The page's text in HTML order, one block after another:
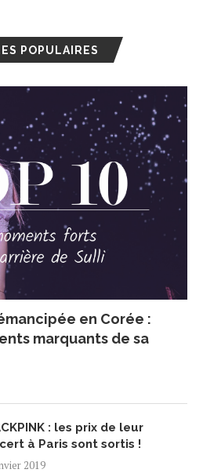
POPULAIRES
en Corée :
marquants de sa
: les prix de leur
à Paris sont sortis !
2019